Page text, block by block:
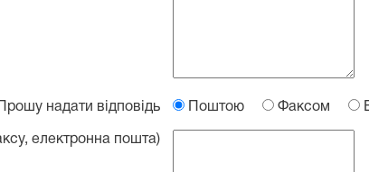
Прошу надати відповідь Поштою Факсом
електронна пошта)